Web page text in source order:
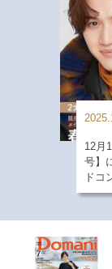
12月
号】
ドコ